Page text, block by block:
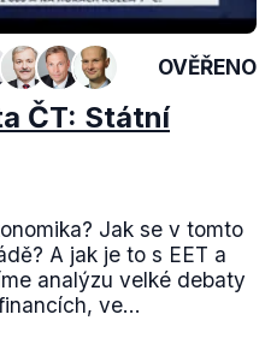
OVĚŘENO
ČT: Státní
Jak se v tomto
A jak je to s EET a
analýzu velké debaty
ve...